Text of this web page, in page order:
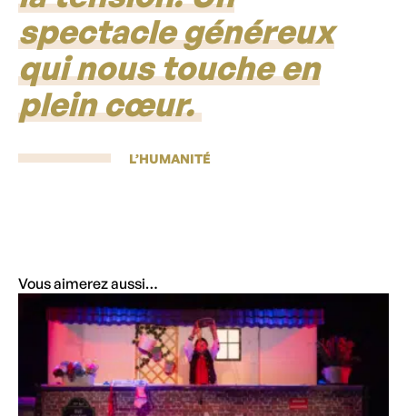
spectacle généreux
qui nous touche en
plein cœur.
L’HUMANITÉ
Vous aimerez aussi…